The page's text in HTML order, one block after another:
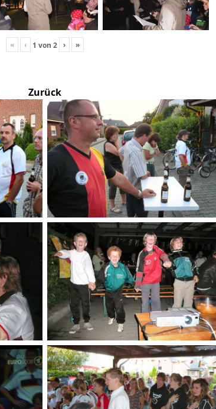
« ‹ 1 von 2 › »
Zurück